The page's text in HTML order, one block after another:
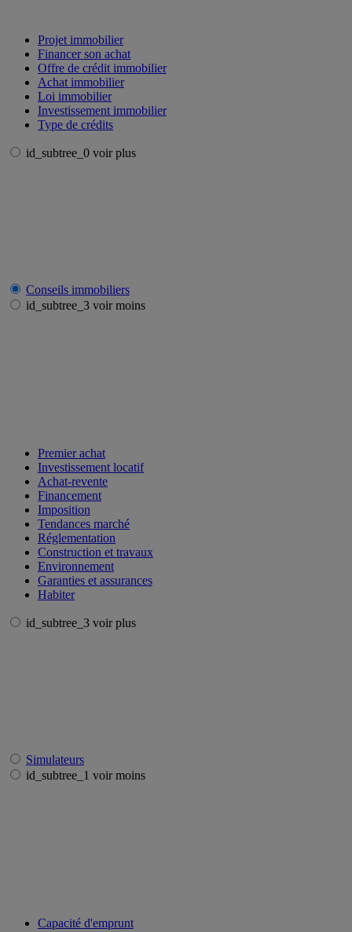
Projet immobilier
Financer son achat
Offre de crédit immobilier
Achat immobilier
Loi immobilier
Investissement immobilier
Type de crédits
id_subtree_0 voir plus
Conseils immobiliers
id_subtree_3 voir moins
Premier achat
Investissement locatif
Achat-revente
Financement
Imposition
Tendances marché
Réglementation
Construction et travaux
Environnement
Garanties et assurances
Habiter
id_subtree_3 voir plus
Simulateurs
id_subtree_1 voir moins
Capacité d'emprunt